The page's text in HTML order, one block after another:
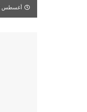
أغسطس 2, 2026